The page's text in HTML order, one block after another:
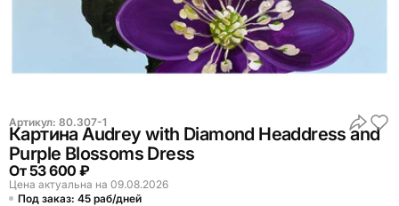
Артикул: 80.307-1
Картина Audrey with Diamond Headdress and
Purple Blossoms Dress
От53 600 ₽
Цена актуальна на 09.08.2026
Под заказ: 45 раб/дней